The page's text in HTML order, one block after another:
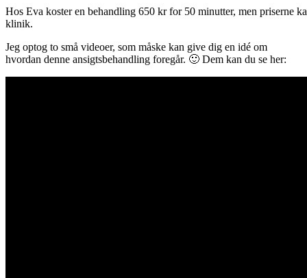
Hos Eva koster en behandling 650 kr for 50 minutter, men priserne
klinik.
Jeg optog to små videoer, som måske kan give dig en idé om
hvordan denne ansigtsbehandling foregår. 🙂 Dem kan du se her: